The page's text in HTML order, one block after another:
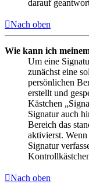
darauf
Nach oben
Wie kann ich
Um eine
zunächst eine
persönlichen
erstellt und
Kästchen
Signatur auch
Bereich das
aktivierst.
Signatur
Nach oben